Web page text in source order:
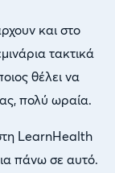
και στο
τακτικά
θέλει να
πολύ ωραία.
LearnHealth
πάνω σε αυτό.